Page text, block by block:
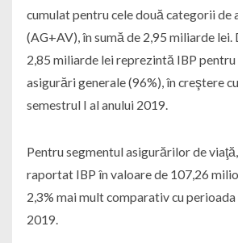
cumulat pentru cele două categorii de
(AG+AV), în sumă de 2,95 miliarde lei.
2,85 miliarde lei reprezintă IBP
asigurări generale (96%), în creştere
semestrul I al anului 2019.
Pentru segmentul asigurărilor de
raportat IBP în valoare de 107,26
2,3% mai mult comparativ cu
2019.